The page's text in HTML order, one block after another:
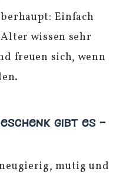
Einfach
wissen sehr
freuen sich, wenn
gibt es –
mutig und